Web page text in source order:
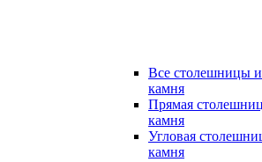
Все столешницы
камня
Прямая
камня
Угловая
камня